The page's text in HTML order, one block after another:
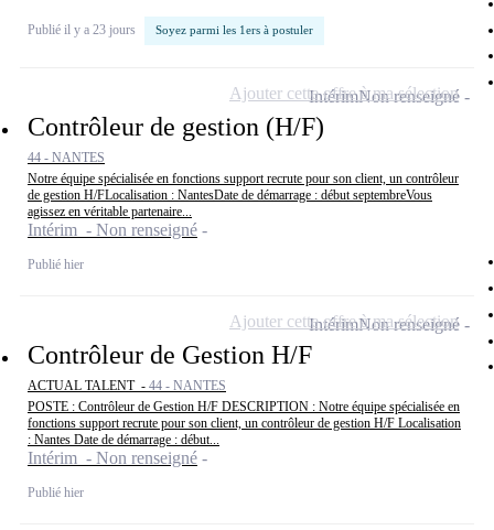
Publié il y a 23 jours Soyez parmi les 1ers à postuler
Contrôleur de gestion (H/F)
44 - NANTES
Notre équipe spécialisée en fonctions support recrute pour son client, un contrôleur
de gestion H/FLocalisation : NantesDate de démarrage : début septembreVous
agissez en véritable partenaire...
Intérim - Non renseigné
Publié hier
IntérimNon renseigné
Ajouter cette offre à ma sélection
Contrôleur de Gestion H/F
ACTUAL TALENT - 44 - NANTES
POSTE : Contrôleur de Gestion H/F DESCRIPTION : Notre équipe spécialisée en
fonctions support recrute pour son client, un contrôleur de gestion H/F Localisation
: Nantes Date de démarrage : début...
Intérim - Non renseigné
Publié hier
IntérimNon renseigné
Ajouter cette offre à ma sélection